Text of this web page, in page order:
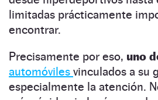
limitadas prácticamente
encontrar.
Precisamente por eso, uno
automóviles vinculados a su
especialmente la atención.